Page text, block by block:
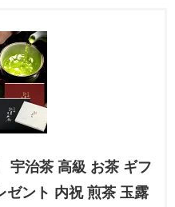
宇治茶 高級 お茶 ギフ
ゼント 内祝 煎茶 玉露